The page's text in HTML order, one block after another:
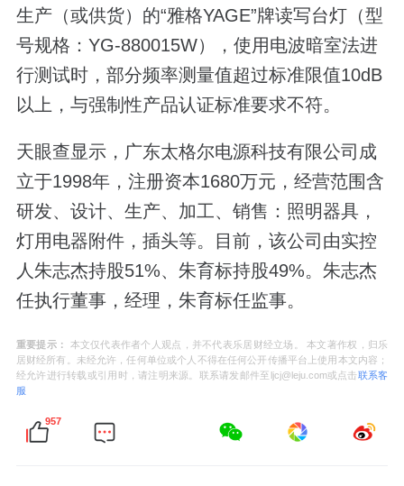
生产（或供货）的“雅格YAGE”牌读写台灯（型
号规格：YG-880015W），使用电波暗室法进
行测试时，部分频率测量值超过标准限值10dB
以上，与强制性产品认证标准要求不符。
天眼查显示，广东太格尔电源科技有限公司成
立于1998年，注册资本1680万元，经营范围含
研发、设计、生产、加工、销售：照明器具，
灯用电器附件，插头等。目前，该公司由实控
人朱志杰持股51%、朱育标持股49%。朱志杰
任执行董事，经理，朱育标任监事。
重要提示：
本文仅代表作者个人观点，并不代表乐居财经立场。 本文著作权，归乐
居财经所有。未经允许，任何单位或个人不得在任何公开传播平台上使用本文内容；
经允许进行转载或引用时，请注明来源。联系请发邮件至ljcj@leju.com或点击联系客
服
957